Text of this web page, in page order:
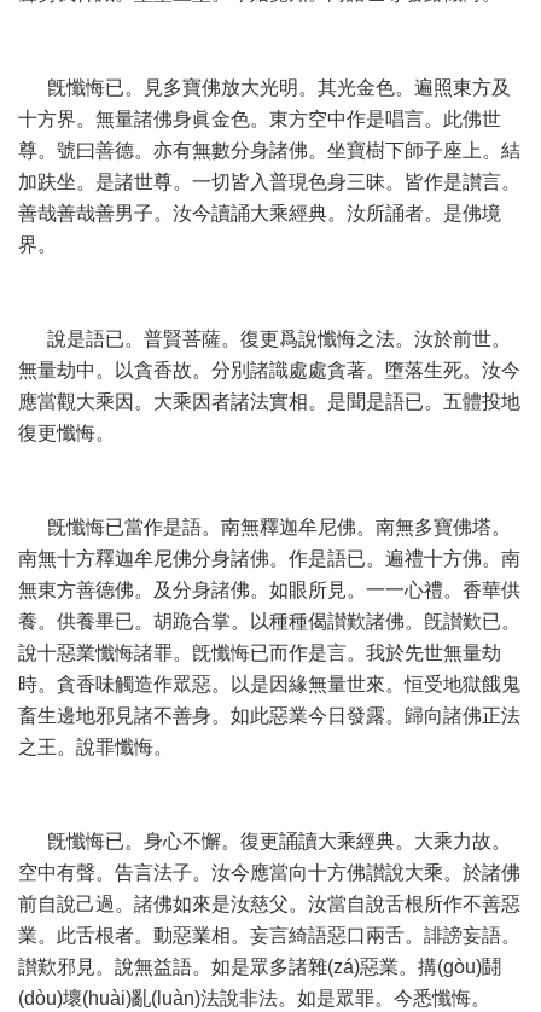
旣懺悔已。見多寶佛放大光明。其光金色。遍照東方及
十方界。無量諸佛身眞金色。東方空中作是唱言。此佛世
尊。號曰善德。亦有無數分身諸佛。坐寶樹下師子座上。結
加趺坐。是諸世尊。一切皆入普現色身三昧。皆作是讃言。
善哉善哉善男子。汝今讀誦大乘經典。汝所誦者。是佛境
界。
說是語已。普賢菩薩。復更爲說懺悔之法。汝於前世。
無量劫中。以貪香故。分別諸識處處貪著。墮落生死。汝今
應當觀大乘因。大乘因者諸法實相。是聞是語已。五體投地
復更懺悔。
旣懺悔已當作是語。南無釋迦牟尼佛。南無多寶佛塔。
南無十方釋迦牟尼佛分身諸佛。作是語已。遍禮十方佛。南
無東方善德佛。及分身諸佛。如眼所見。一一心禮。香華供
養。供養畢已。胡跪合掌。以種種偈讃歎諸佛。旣讃歎已。
說十惡業懺悔諸罪。旣懺悔已而作是言。我於先世無量劫
時。貪香味觸造作眾惡。以是因緣無量世來。恒受地獄餓鬼
畜生邊地邪見諸不善身。如此惡業今日發露。歸向諸佛正法
之王。說罪懺悔。
旣懺悔已。身心不懈。復更誦讀大乘經典。大乘力故。
空中有聲。告言法子。汝今應當向十方佛讃說大乘。於諸佛
前自說己過。諸佛如來是汝慈父。汝當自說舌根所作不善惡
業。此舌根者。動惡業相。妄言綺語惡口兩舌。誹謗妄語。
讃歎邪見。說無益語。如是眾多諸雜(zá)惡業。搆(gòu)鬪
(dòu)壞(huài)亂(luàn)法說非法。如是眾罪。今悉懺悔。